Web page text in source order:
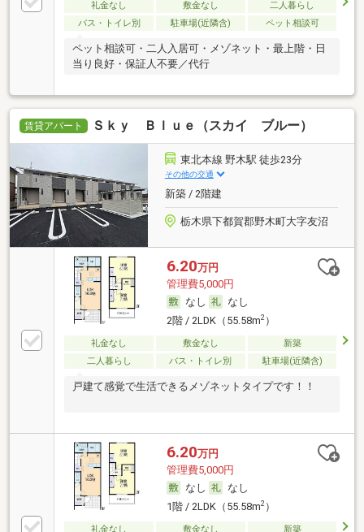
礼金なし 敷金なし
二人暮らし
バス・トイレ別
駐車場(近隣含) ペット相談可
ペット相談可・二人入居可・メゾネット・最上階・日
当り良好・保証人不要／代行
賃貸アパート Ｓｋｙ Ｂｌｕｅ（スカイ ブルー）
東北本線 野木駅 徒歩23分
その他の交通
新築 / 2階建
栃木県下都賀郡野木町大字友沼
6.20万円
管理費5,000円
なし
なし
2階 / 2LDK（55.58m2）
礼金なし 敷金なし
新築
二人暮らし
バス・トイレ別 駐車場(近隣含)
戸建て感覚で生活できるメゾネットタイプです！！
6.20万円
管理費5,000円
なし
なし
1階 / 2LDK（55.58m2）
礼金なし 敷金なし
新築